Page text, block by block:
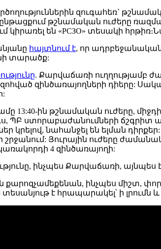
զուգահեռ`
ընթացքում թշնամական ուժերը
կիրառել են «РСЗО» տեսակի
հայտնում է, որ ադրբեջանական
տարածք:
. Քարվաճառի ուղղությամբ
զինծառայողների դիերը:
13:40-ին թշնամական ուժերը,
ՊԲ ստորաբաժանումների ճշգրիտ
կրելով, նահանջել են ելման
Յուրային ուժերը
4 զինծառայողի:
ինչպես Քարվաճառի, այնպես
ինչպես միշտ,
ն տեսանյութ է հրապարակել՝ ի